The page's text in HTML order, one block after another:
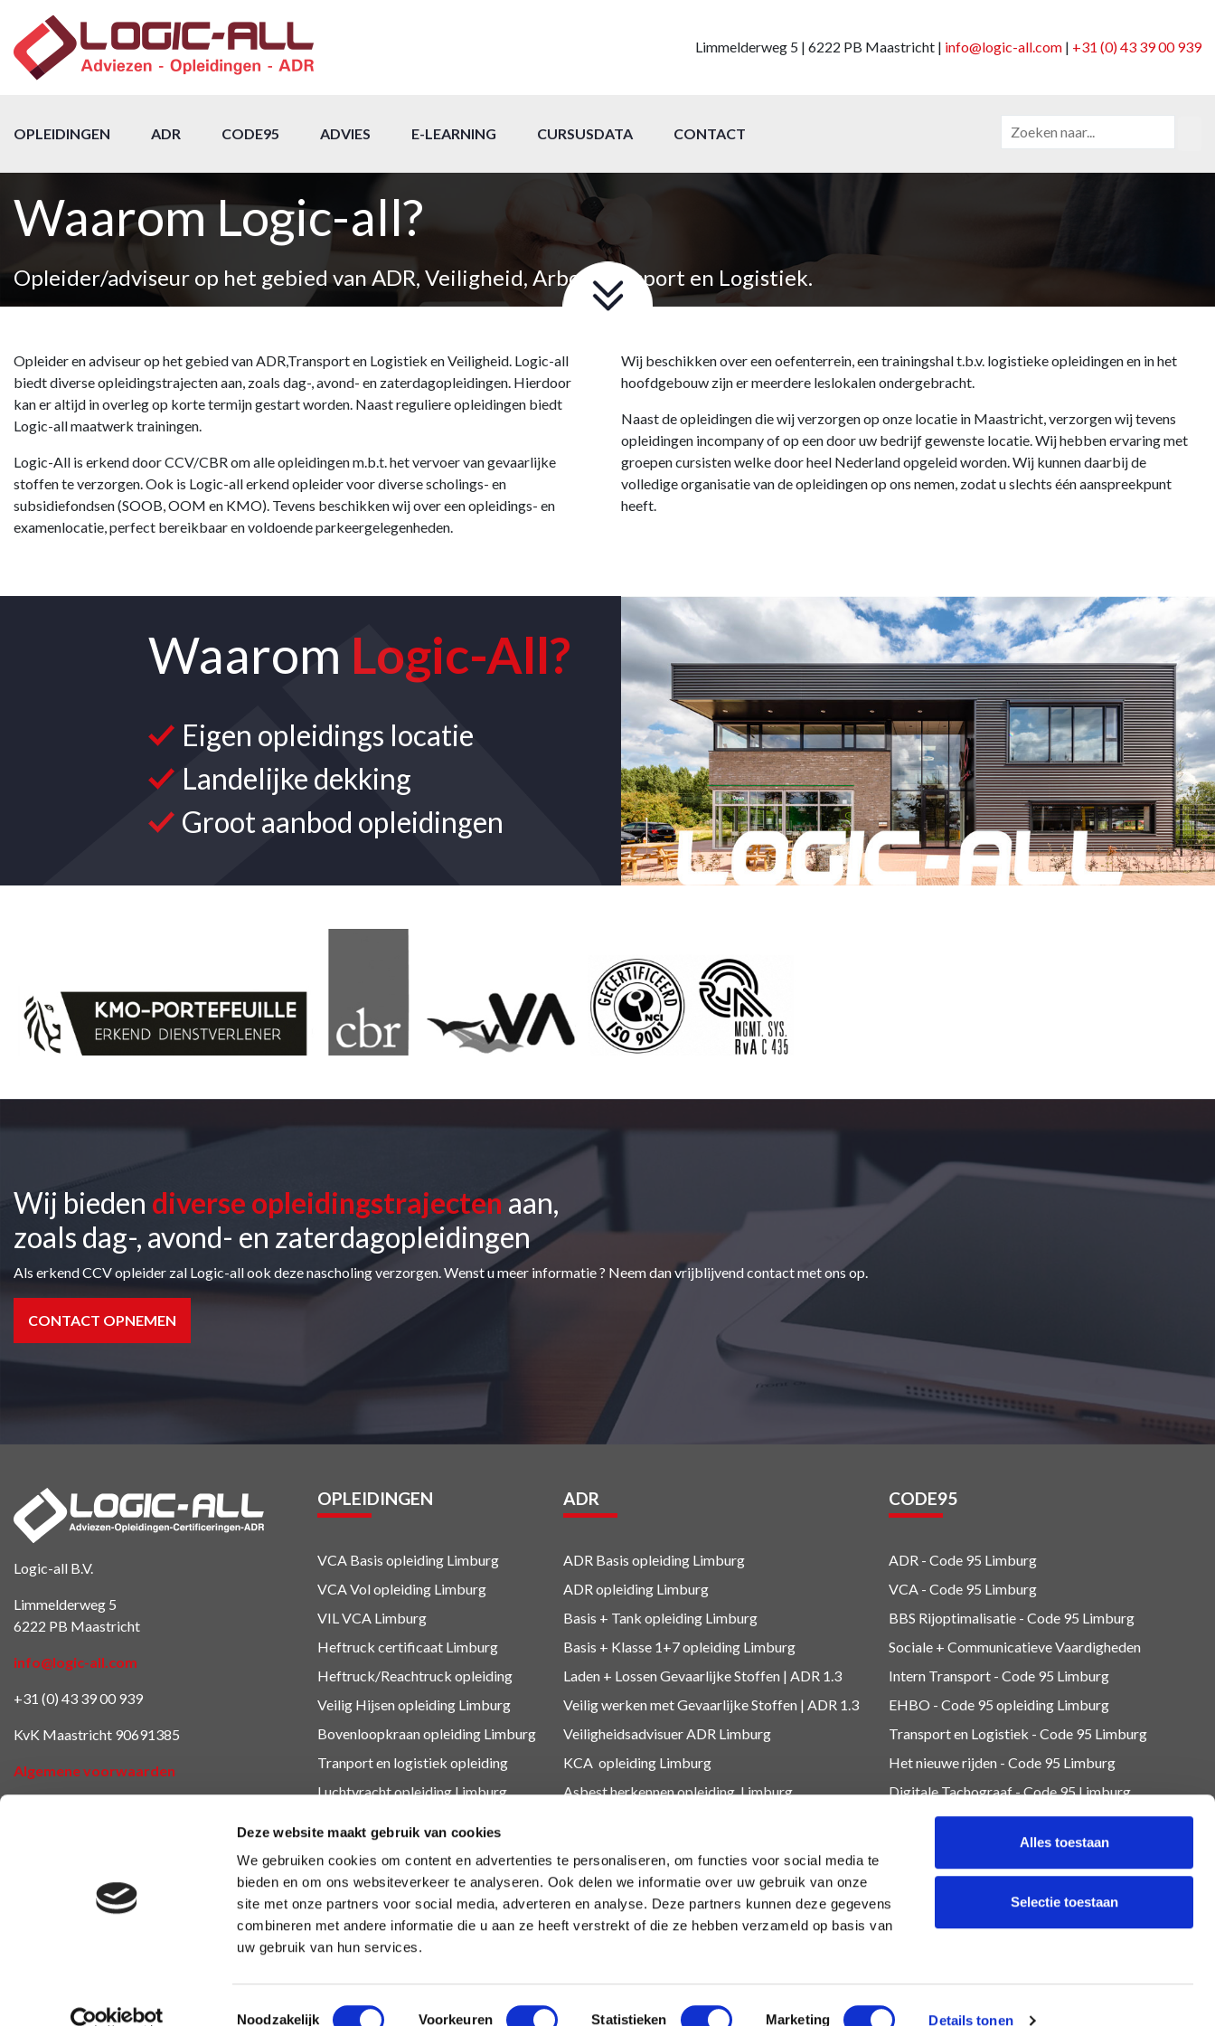
Deze website maakt gebruik van cookies
We gebruiken cookies om content en advertenties te personaliseren, om functies voor social media te
bieden en om ons websiteverkeer te analyseren. Ook delen we informatie over uw gebruik van onze
site met onze partners voor social media, adverteren en analyse. Deze partners kunnen deze gegevens
combineren met andere informatie die u aan ze heeft verstrekt of die ze hebben verzameld op basis van
uw gebruik van hun services.
Toestemmingsselectie
Noodzakelijk Voorkeuren Statistieken Marketing Details tonen
Alles toestaan
Selectie toestaan
Limmelderweg 5 | 6222 PB Maastricht | info@logic-all.com | +31 (0) 43 39 00 939
OPLEIDINGEN ADR CODE95 ADVIES E-LEARNING CURSUSDATA CONTACT
Waarom Logic-all?
Opleider/adviseur op het gebied van ADR, Veiligheid, Arbo, Transport en Logistiek.
Opleider en adviseur op het gebied van ADR,Transport en Logistiek en Veiligheid. Logic-all
biedt diverse opleidingstrajecten aan, zoals dag-, avond- en zaterdagopleidingen. Hierdoor
kan er altijd in overleg op korte termijn gestart worden. Naast reguliere opleidingen biedt
Logic-all maatwerk trainingen.
Logic-All is erkend door CCV/CBR om alle opleidingen m.b.t. het vervoer van gevaarlijke
stoffen te verzorgen. Ook is Logic-all erkend opleider voor diverse scholings- en
subsidiefondsen (SOOB, OOM en KMO). Tevens beschikken wij over een opleidings- en
examenlocatie, perfect bereikbaar en voldoende parkeergelegenheden.
Wij beschikken over een oefenterrein, een trainingshal t.b.v. logistieke opleidingen en in het
hoofdgebouw zijn er meerdere leslokalen ondergebracht.
Naast de opleidingen die wij verzorgen op onze locatie in Maastricht, verzorgen wij tevens
opleidingen incompany of op een door uw bedrijf gewenste locatie. Wij hebben ervaring met
groepen cursisten welke door heel Nederland opgeleid worden. Wij kunnen daarbij de
volledige organisatie van de opleidingen op ons nemen, zodat u slechts één aanspreekpunt
heeft.
Waarom Logic-All?
Eigen opleidings locatie
Landelijke dekking
Groot aanbod opleidingen
Wij bieden diverse opleidingstrajectenaan,
zoals dag-, avond- en zaterdagopleidingen
Als erkend CCV opleider zal Logic-all ook deze nascholing verzorgen. Wenst u meer informatie ? Neem dan vrijblijvend contact met ons op.
CONTACT OPNEMEN
Logic-all B.V.
Limmelderweg 5
6222 PB Maastricht
info@logic-all.com
+31 (0) 43 39 00 939
KvK Maastricht 90691385
Algemene voorwaarden
OPLEIDINGEN
VCA Basis opleiding Limburg
VCA Vol opleiding Limburg
VIL VCA Limburg
Heftruck certificaat Limburg
Heftruck/Reachtruck opleiding
Veilig Hijsen opleiding Limburg
Bovenloopkraan opleiding Limburg
Tranport en logistiek opleiding
Luchtvrachtopleiding Limburg
Ondernemings Diploma Limburg
Overige opleidingen
ADR
ADR Basis opleiding Limburg
ADR opleiding Limburg
Basis + Tank opleiding Limburg
Basis + Klasse 1+7opleiding Limburg
Laden + Lossen Gevaarlijke Stoffen | ADR 1.3
Veilig werken met Gevaarlijke Stoffen | ADR 1.3
Veiligheidsadvisuer ADR Limburg
KCA opleiding Limburg
Asbest herkennenopleiding Limburg
Depothouder gevaarlijke afvalstoffen
Medewerkers gevaarlijk afval
CODE95
ADR - Code 95 Limburg
VCA - Code 95 Limburg
BBS Rijoptimalisatie - Code 95 Limburg
Sociale + Communicatieve Vaardigheden
Intern Transport - Code 95 Limburg
EHBO - Code 95 opleiding Limburg
Transport en Logistiek - Code 95 Limburg
Het nieuwe rijden - Code 95 Limburg
Digitale Tachograaf - Code 95 Limburg
Lading zekeren - Code 95 Limburg
Limburg